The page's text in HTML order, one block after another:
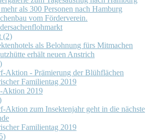
als 300 Personen nach Hamburg
vom Förderverein.
(2)
als Belohnung fürs Mitmachen
erhält neuen Anstrich
Aktion - Prämierung der Blühflächen
Familientag 2019
Aktion 2019
Aktion zum Insektenjahr geht in die nächste
Familientag 2019